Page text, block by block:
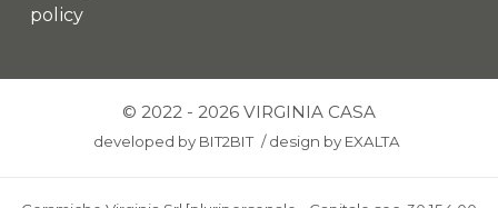
policy
© 2022 - 2026 VIRGINIA CASA
developed by BIT2BIT /design by EXALTA